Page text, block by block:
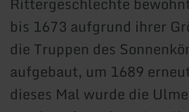
bis 1673 aufgrund ihrer
die Truppen des
aufgebaut, um 1689
dieses Mal wurde die